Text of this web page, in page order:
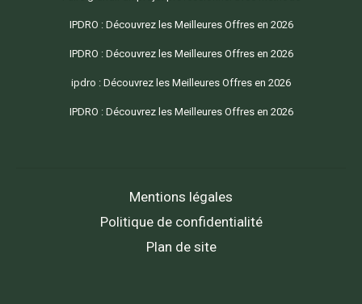
IPDRO : Découvrez les Meilleures Offres en 2026
IPDRO : Découvrez les Meilleures Offres en 2026
ipdro : Découvrez les Meilleures Offres en 2026
IPDRO : Découvrez les Meilleures Offres en 2026
Mentions légales
Politique de confidentialité
Plan de site